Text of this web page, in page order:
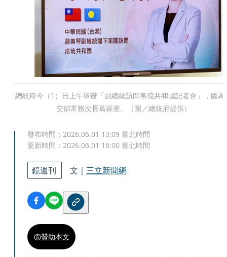
總統府今（1）日上午舉辦「副總統訪問帛琉共和國記者會」，圖為
交部常務次長葛葆萱。（圖／總統府提供）
發布時間： 2026.06.01 13:09 臺北時間
更新時間： 2026.06.01 16:00 臺北時間
鏡週刊 文｜ 三立新聞網
贊助本文